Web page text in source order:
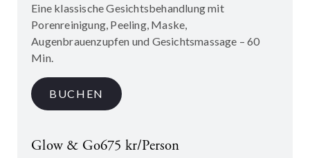
Eine klassische Gesichtsbehandlung mit
Porenreinigung, Peeling, Maske,
Augenbrauenzupfen und Gesichtsmassage – 60
Min.
BUCHEN
Glow & Go675 kr/Person